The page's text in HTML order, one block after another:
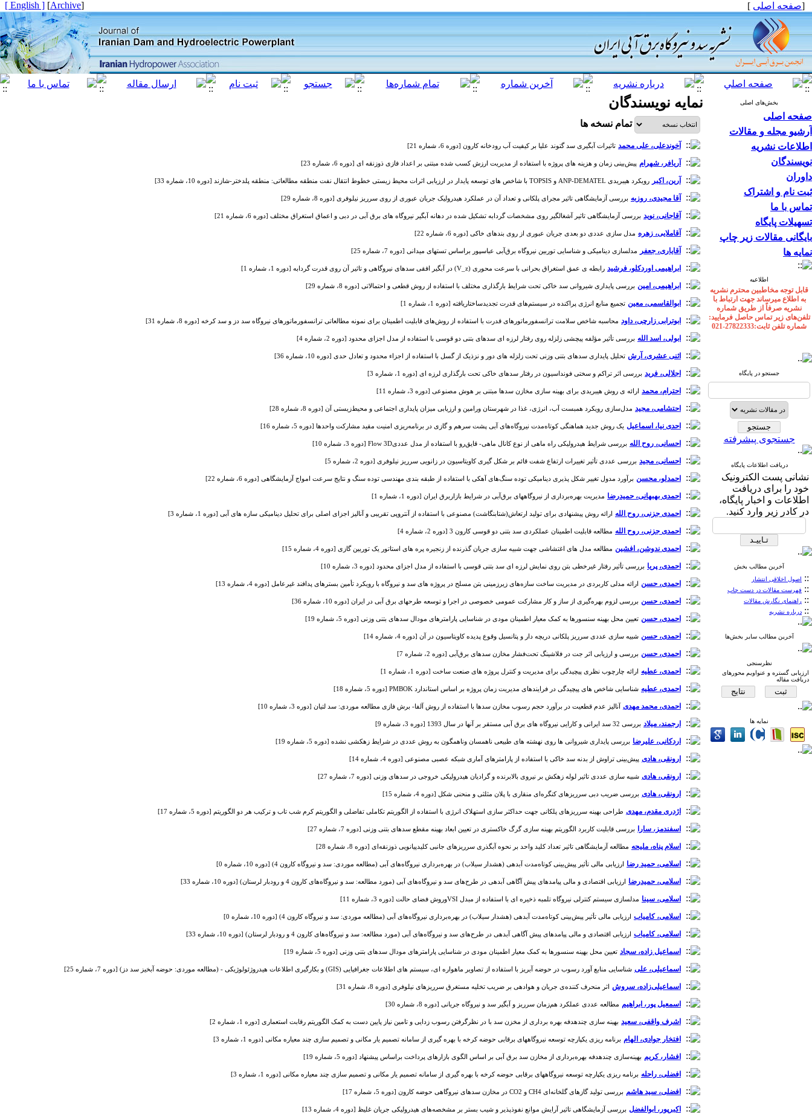
[صفحه اصلی ]
[
Archive
]
[ English ]
بخش‌های اصلی
صفحه اصلی
آرشیو مجله و مقالات
اطلاعات نشریه
نویسندگان
داوران
ثبت نام و اشتراک
تماس با ما
تسهیلات پایگاه
بایگانی مقالات زیر چاپ
نمایه ها
اطلاعیه
قابل توجه مخاطبین محترم نشریه
به اطلاع میرساند جهت ارتباط با
نشریه صرفاً از طریق شماره
تلفن‌های زیر تماس حاصل فرمایید:
شماره تلفن ثابت:27822333-021
جستجو در پایگاه
جستجوی پیشرفته
دریافت اطلاعات پایگاه
نشانی پست الکترونیک
خود را برای دریافت
اطلاعات و اخبار پایگاه،
در کادر زیر وارد کنید.
آخرین مطالب بخش
:: اصول اخلاقی انتشار
:: فهرست مقالات در دست چاپ
:: راهنمای نگارش مقالات
:: درباره نشریه
آخرین مطالب سایر بخش‌ها
نظرسنجی
ارزیابی گستره و عنواویم محور‌های
دریافت مقاله
نمایه ها
نمایه نویسندگان
تمام نسخه ها
آخوندعلی، علی محمد تاثیرات آبگیری سد گتوند علیا بر کیفیت آب رودخانه کارون [دوره 6، شماره 21]
آریافر، شهرام پیش‌بینی زمان و هزینه های پروژه با استفاده از مدیریت ارزش کسب شده مبتنی بر اعداد فازی ذوزنقه ای [دوره 6، شماره 23]
آرین، اکبر رویکرد هیبریدی ANP-DEMATEL و TOPSIS با شاخص های توسعه پایدار در ارزیابی اثرات محیط زیستی خطوط انتقال نفت منطقه مطالعاتی: منطقه پلدختر-شازند [دوره 10، شماره 33]
آقا مجیدی، روزبه بررسی آزمایشگاهی تاثیر مجرای پلکانی و تعداد آن در عملکرد هیدرولیک جریان عبوری از روی سرریز نیلوفری [دوره 8، شماره 29]
آقاجانی، نوید بررسی آزمایشگاهی تاثیر آشغالگیر روی مشخصات گردابه تشکیل شده در دهانه آبگیر نیروگاه های برق آبی در دبی و اعماق استغراق مختلف [دوره 6، شماره 21]
آقاملایی، زهره مدل سازی عددی دو بعدی جریان عبوری از روی بندهای خاکی [دوره 6، شماره 22]
آقایاری، جعفر مدلسازی دینامیکی و شناسایی توربین نیروگاه برق‌آبی عباسپور براساس تستهای میدانی [دوره 7، شماره 25]
ابراهیمی اوردکلو، فرشید رابطه ی عمق استغراق بحرانی با سرعت محوری (V_z) در آبگیر افقی سدهای نیروگاهی و تاثیر آن روی قدرت گردابه [دوره 1، شماره 1]
ابراهیمی، امین بررسی پایداری شیروانی سد خاکی تحت شرایط بارگذاری مختلف با استفاده از روش قطعی و احتمالاتی [دوره 8، شماره 29]
ابوالقاسمی، معین تجمیع منابع انرژی پراکنده در سیستم‌های قدرت تجدیدساختاریافته [دوره 1، شماره 1]
ابوترابی زارچی، داود محاسبه شاخص سلامت ترانسفورماتورهای قدرت با استفاده از روش‌های قابلیت اطمینان برای نمونه مطالعاتی ترانسفورماتورهای نیروگاه سد دز و سد کرخه [دوره 8، شماره 31]
ابولی، اسد الله بررسی تأثیر مؤلفه پیچشی زلزله روی رفتار لرزه ای سدهای بتنی دو قوسی با استفاده از مدل اجزای محدود [دوره 2، شماره 4]
اثنی عشری، آرش تحلیل پایداری سدهای بتنی وزنی تحت زلزله های دور و نزذیک از گسل با استفاده از اجزاء محدود و تعادل حدی [دوره 10، شماره 36]
اجلالی، فرید بررسی اثر تراکم و سختی فونداسیون در رفتار سدهای خاکی تحت بارگذاری لرزه ای [دوره 1، شماره 3]
احترام، محمد ارائه ی روش هیبریدی برای بهینه سازی مخازن سدها مبتنی بر هوش مصنوعی [دوره 3، شماره 11]
احتشامی، مجید مدل‌سازی رویکرد همبست آب، انرژی، غذا در شهرستان ورامین و ارزیابی میزان پایداری اجتماعی و محیط‌زیستی آن [دوره 8، شماره 28]
احدی نیا، اسماعیل یک روش جدید هماهنگی کوتاه‌مدت نیروگاه‌های آبی پشت سرهم و گازی در برنامه‌ریزی امنیت مقید مشارکت واحد‌ها [دوره 5، شماره 16]
احسانی، روح الله بررسی شرایط هیدرولیکی راه ماهی از نوع کانال ماهی- قایق‌رو با استفاده از مدل عددیFlow 3D [دوره 3، شماره 10]
احسانی، مجید بررسی عددی تأثیر تغییرات ارتفاع شفت قائم بر شکل گیری کاویتاسیون در زانویی سرریز نیلوفری [دوره 2، شماره 5]
احمدلو، محسن برآورد مدول تغییر شکل پذیری دینامیکی توده سنگ‌های آهکی با استفاده از طبقه بندی مهندسی توده سنگ و نتایج سرعت امواج آزمایشگاهی [دوره 6، شماره 22]
احمدی بهبهانی، حمیدرضا مدیریت بهره‌برداری از نیروگاههای برق‌آبی در شرایط بازاربرق ایران [دوره 1، شماره 1]
احمدی جزنی، روح الله ارائه روش پیشنهادی برای تولید ارتعاش(شتابنگاشت) مصنوعی با استفاده از آنتروپی تقریبی و آنالیز اجزای اصلی برای تحلیل دینامیکی سازه های آبی [دوره 1، شماره 3]
احمدی جزنی، روح الله مطالعه قابلیت اطمینان عملکردی سد بتنی دو قوسی کارون 3 [دوره 2، شماره 4]
احمدی ندوشن، افشین مطالعه مدل های اغتشاشی جهت شبیه سازی جریان گذرنده از زنجیره پره های استاتور یک توربین گازی [دوره 4، شماره 15]
احمدی، پریا بررسی تأثیر رفتار غیرخطی بتن روی نمایش لرزه ای سد بتنی قوسی با استفاده از مدل اجزای محدود [دوره 3، شماره 10]
احمدی، حسن ارائه مدلی کاربردی در مدیریت ساخت سازه‌های زیرزمینی بتن مسلح در پروژه های سد و نیروگاه با رویکرد تأمین بسترهای پدافند غیرعامل [دوره 4، شماره 13]
احمدی، حسن بررسی لزوم بهره‌گیری از ساز و کار مشارکت عمومی خصوصی در اجرا و توسعه طرحهای برق آبی در ایران [دوره 10، شماره 36]
احمدی، حسن تعیین محل بهینه سنسورها به کمک معیار اطمینان مودی در شناسایی پارامترهای مودال سدهای بتنی وزنی [دوره 5، شماره 19]
احمدی، حسن شبیه سازی عددی سرریز پلکانی دریچه دار و پتانسیل وقوع پدیده کاویتاسیون در آن [دوره 4، شماره 14]
احمدی، حسن بررسی و ارزیابی اثر جت در فلاشینگ تحت‌فشار مخازن سدهای برق‌آبی [دوره 2، شماره 7]
احمدی، عطیه ارائه چارچوب نظری پیچیدگی برای مدیریت و کنترل پروژه های صنعت ساخت [دوره 1، شماره 1]
احمدی، عطیه شناسایی شاخص های پیچیدگی در فرایندهای مدیریت زمان پروژه بر اساس استاندارد PMBOK [دوره 5، شماره 18]
احمدی، محمد مهدی آنالیز عدم قطعیت در برآورد حجم رسوب مخازن سدها با استفاده از روش آلفا- برش فازی مطالعه موردی: سد لتیان [دوره 3، شماره 10]
ارجمند، میلاد بررسی 32 سد ایرانی و کارایی نیروگاه های برق آبی مستقر بر آنها در سال 1393 [دوره 3، شماره 9]
اردکانی، علیرضا بررسی پایداری شیروانی ها روی نهشته های طبیعی ناهمسان وناهمگون به روش عددی در شرایط زهکشی نشده [دوره 5، شماره 19]
ارونقی، هادی پیش‌بینی تراوش از بدنه سد خاکی با استفاده از پارامترهای آماری شبکه عصبی مصنوعی [دوره 4، شماره 14]
ارونقی، هادی شبیه سازی عددی تاثیر لوله زهکش بر نیروی بالابرنده و گرادیان هیدرولیکی خروجی در سدهای وزنی [دوره 7، شماره 27]
ارونقی، هادی بررسی ضریب دبی سرریزهای کنگره‌ای منقاری با پلان مثلثی و منحنی شکل [دوره 4، شماره 15]
اژدری مقدم، مهدی طراحی بهینه سرریزهای پلکانی جهت حداکثر سازی استهلاک انرژی با استفاده از الگوریتم تکاملی تفاضلی و الگوریتم کرم شب تاب و ترکیب هر دو الگوریتم [دوره 5، شماره 17]
اسفندمز، سارا بررسی قابلیت کاربرد الگوریتم بهینه سازی گرگ خاکستری در تعیین ابعاد بهینه مقطع سدهای بتنی وزنی [دوره 7، شماره 27]
اسلام پناه، ملیحه مطالعه آزمایشگاهی تاثیر تعداد کلید واحد بر نحوه آبگذری سرریزهای جانبی کلیدپیانویی ذوزنقه‌ای [دوره 8، شماره 28]
اسلامی، حمید رضا ارزیابی مالی تأثیر پیش‌بینی کوتاه‌مدت آبدهی (هشدار سیلاب) در بهره‌برداری نیروگاه‌های آبی (مطالعه موردی: سد و نیروگاه کارون 4) [دوره 10، شماره 0]
اسلامی، حمیدرضا ارزیابی اقتصادی و مالی پیامدهای پیش آگاهی آبدهی در طرح‌های سد و نیروگاه‌های آبی (مورد مطالعه: سد و نیروگاه‌های کارون 4 و رودبار لرستان) [دوره 10، شماره 33]
اسلامی، سینا مدلسازی سیستم کنترلی نیروگاه تلمبه ذخیره ای با استفاده از مبدل VSIوروش فضای حالت [دوره 3، شماره 11]
اسلامی، کامیاب ارزیابی مالی تأثیر پیش‌بینی کوتاه‌مدت آبدهی (هشدار سیلاب) در بهره‌برداری نیروگاه‌های آبی (مطالعه موردی: سد و نیروگاه کارون 4) [دوره 10، شماره 0]
اسلامی، کامیاب ارزیابی اقتصادی و مالی پیامدهای پیش آگاهی آبدهی در طرح‌های سد و نیروگاه‌های آبی (مورد مطالعه: سد و نیروگاه‌های کارون 4 و رودبار لرستان) [دوره 10، شماره 33]
اسماعیل زاده، سجاد تعیین محل بهینه سنسورها به کمک معیار اطمینان مودی در شناسایی پارامترهای مودال سدهای بتنی وزنی [دوره 5، شماره 19]
اسماعیلی، علی شناسایی منابع آورد رسوب در حوضه آبریز با استفاده از تصاویر ماهواره ای، سیستم های اطلاعات جغرافیایی (GIS) و بکارگیری اطلاعات هیدروژئولوژیکی - (مطالعه موردی: حوضه آبخیز سد دز) [دوره 7، شماره 25]
اسماعیلی‌زاده، سروش اثر منحرف کننده‌ی جریان و هوادهی بر ضریب تخلیه مستغرق سرریزهای نیلوفری [دوره 8، شماره 31]
اسمعیل پور، ابراهیم مطالعه عددی عملکرد هم‌زمان سرریز و آبگیر سد و نیروگاه جریانی [دوره 8، شماره 30]
اشرف واقفی، سعید بهینه سازی چندهدفه بهره برداری از مخزن سد با در نظرگرفتن رسوب زدایی و تامین نیاز پایین دست به کمک الگوریتم رقابت استعماری [دوره 1، شماره 2]
افتخار جوادی، الهام برنامه ریزی یکپارچه توسعه نیروگاههای برقابی حوضه کرخه با بهره گیری از سامانه تصمیم یار مکانی و تصمیم سازی چند معیاره مکانی [دوره 1، شماره 3]
افشار، کریم بهینه‌سازی چندهدفه بهره‌برداری از مخازن سد برق آبی بر اساس الگوی بازارهای پرداخت براساس پیشنهاد [دوره 5، شماره 19]
افضلی، راحله برنامه ریزی یکپارچه توسعه نیروگاههای برقابی حوضه کرخه با بهره گیری از سامانه تصمیم یار مکانی و تصمیم سازی چند معیاره مکانی [دوره 1، شماره 3]
افضلی، سید هاشم بررسی تولید گازهای گلخانه‌ای CH4 و CO2 در مخازن سدهای نیروگاهی حوضه کارون [دوره 5، شماره 17]
اکبرپور، ابوالفضل بررسی آزمایشگاهی تاثیر آرایش موانع نفوذپذیر و شیب بستر بر مشخصه‌های هیدرولیکی جریان غلیظ [دوره 4، شماره 13]